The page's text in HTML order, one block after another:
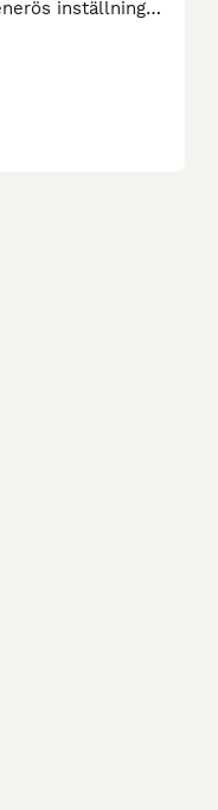
inställning
Uppvärmd